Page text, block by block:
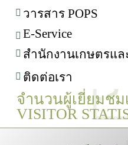
วารสาร POPS
E-Service
สำนักงานเกษตรแ
ติดต่อเรา
จำนวนผู้เยี่ยมชม
VISITOR